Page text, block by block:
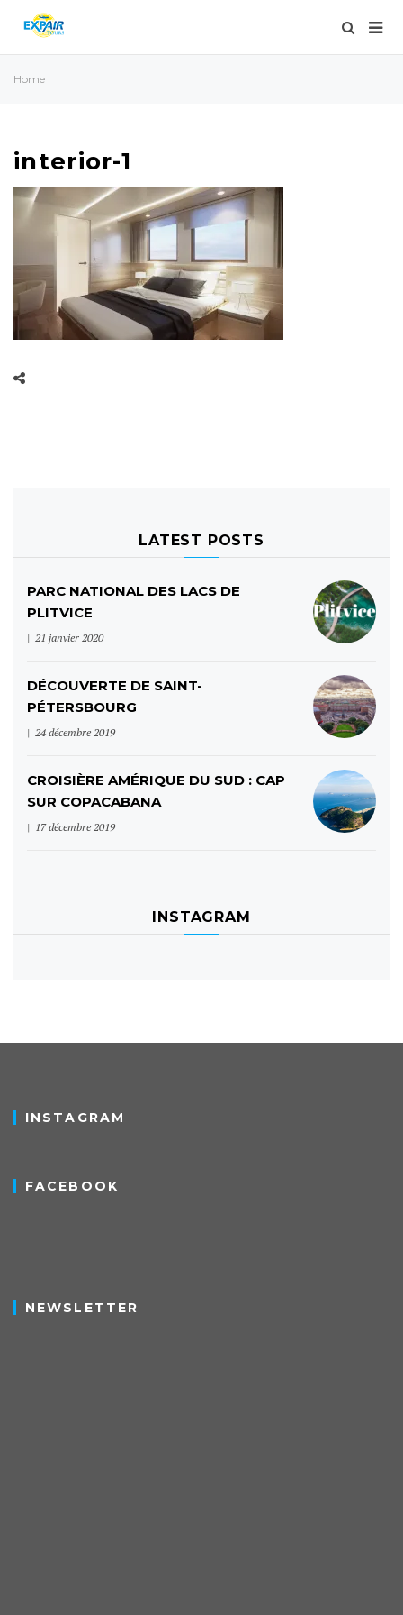
Home
interior-1
LATEST POSTS
PARC NATIONAL DES LACS DE
PLITVICE
21 janvier 2020
DÉCOUVERTE DE SAINT-
PÉTERSBOURG
24 décembre 2019
CROISIÈRE AMÉRIQUE DU SUD : CAP
SUR COPACABANA
17 décembre 2019
INSTAGRAM
INSTAGRAM
FACEBOOK
NEWSLETTER